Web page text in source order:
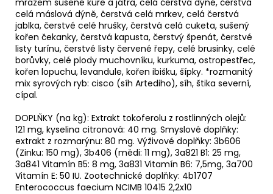
celá máslová dýně, čerstvá celá mrkev, celá čerstvá
jablka, čerstvé celé hrušky, čerstvá celá cuketa, sušený
kořen čekanky, čerstvá kapusta, čerstvý špenát, čerstvé
listy turínu, čerstvé listy červené řepy, celé brusinky, celé
borůvky, celé plody muchovníku, kurkuma, ostropestřec,
kořen lopuchu, levandule, kořen ibišku, šípky. *rozmanitý
mix syrových ryb: cisco (síh Artediho), síh, štika severní,
cípal.
DOPLŇKY (na kg): Extrakt tokoferolu z rostlinných olejů:
121 mg, kyselina citronová: 40 mg. Smyslové doplňky:
extrakt z rozmarýnu: 80 mg. Výživové doplňky: 3b606
(Zinku: 150 mg), 3b406 (mědi: 11 mg), 3a821 B1: 25 mg,
3a841 Vitamín B5: 8 mg, 3a831 Vitamín B6: 7,5mg, 3a700
Vitamín E: 50 IU. Zootechnické doplňky: 4b1707
Enterococcus faecium NCIMB 10415 2,2x10